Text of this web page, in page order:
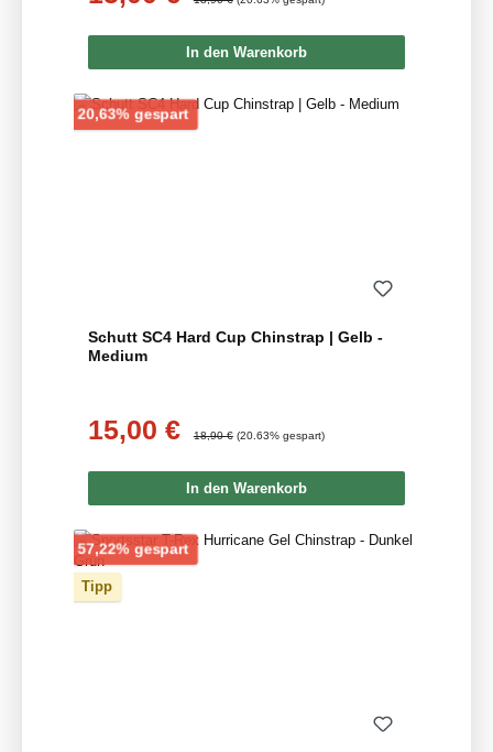
In den Warenkorb
20,63% gespartRabatt
Schutt SC4 Hard Cup Chinstrap | Gelb -
Medium
Verkaufspreis:
15,00 € 18,90 € (20.63% gespart)
In den Warenkorb
57,22% gespartRabatt
Tipp